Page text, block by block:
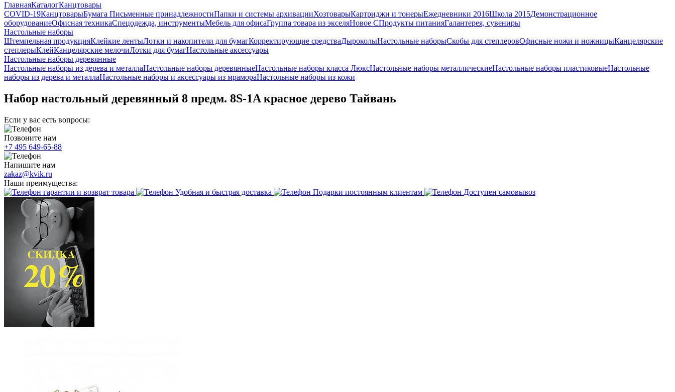
ГлавнаяКаталогКанцтовары
COVID-19КанцтоварыБумага Письменные принадлежностиПапки и системы архивацииХозтоварыКартриджи и тонерыЕжедневники 2016Школа 2015Демонстрационное
оборудованиеОфисная техникаСпецодежда, инструментыМебель для офисаГруппа товара из экселяНовое СПродукты питанияГалантерея, сувениры
Настольные наборы
Штемпельная продукцияКлейкие лентыЛотки и накопители для бумагКорректирующие средстваДыроколыНастольные наборыСкобы для степлеровОфисные ножи и ножницыКанцелярские
степлерыКлейКанцелярские мелочиЛотки для бумагНастольные аксессуары
Настольные наборы деревянные
Настольные наборы из дерева и металлаНастольные наборы деревянныеНастольные наборы класса ЛюксНастольные наборы металлическиеНастольные наборы пластиковыеНастольные
наборы из дерева и металлаНастольные наборы и аксессуары из мрамораНастольные наборы из кожи
Набор настольный деревянный 8 предм. 8S-1A красное дерево Тайвань
Если у вас есть вопросы:
Позвоните нам
+7 495 649-65-88
Напишите нам
zakaz@kvik.ru
Наши преимущества:
гарантии и возврат товара
Удобная и быстрая доставка Подарки постоянным клиентам Доступен самовывоз